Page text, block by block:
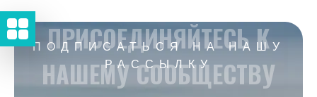
ПОДПИСАТЬСЯ НА НАШУ
РАССЫЛКУ
ПРИСОЕДИНЯЙТЕСЬ К
НАШЕМУ СООБЩЕСТВУ